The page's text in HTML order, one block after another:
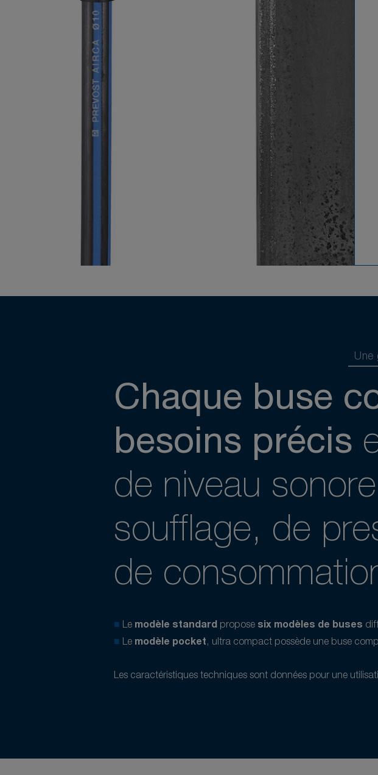
Une
Chaque buse
besoins précis
de niveau
soufflage, de
de
■ Le modèle standard propose six modèles de buses
■ Le modèle pocket , ultra compact possède une buse
Les caractéristiques techniques sont données pour une